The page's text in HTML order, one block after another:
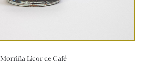
Morriña Licor de Café